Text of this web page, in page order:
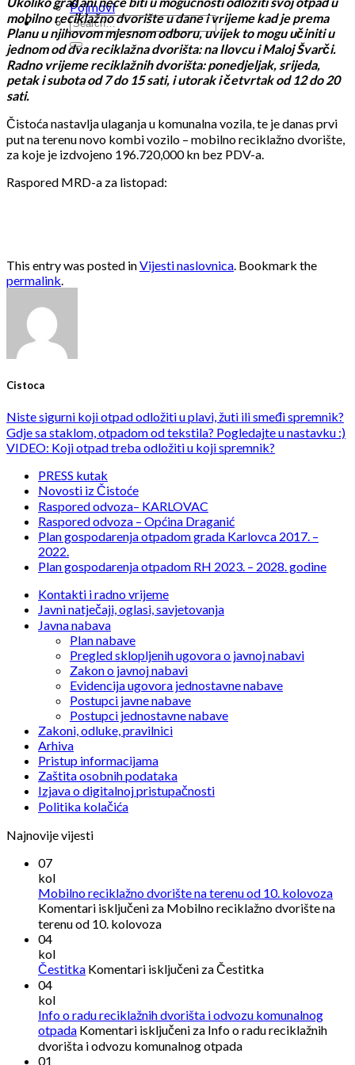
Pojmovi
mobilno reciklažno dvorište u dane i vrijeme kad je prema
Planu u njihovom mjesnom odboru, uvijek to mogu učiniti u
jednom od dva reciklažna dvorišta: na Ilovcu i Maloj Švarči.
Radno vrijeme reciklažnih dvorišta: ponedjeljak, srijeda,
petak i subota od 7 do 15 sati, i utorak i četvrtak od 12 do 20
sati.
Čistoća nastavlja ulaganja u komunalna vozila, te je danas prvi
put na terenu novo kombi vozilo – mobilno reciklažno dvorište,
za koje je izdvojeno 196.720,000 kn bez PDV-a.
Raspored MRD-a za listopad:
This entry was posted inVijesti naslovnica. Bookmark the
permalink.
Cistoca
Niste sigurni koji otpad odložiti u plavi, žuti ili smeđi spremnik?
Gdje sa staklom, otpadom od tekstila? Pogledajte u nastavku :)
VIDEO: Koji otpad treba odložiti u koji spremnik?
PRESS kutak
Novosti iz Čistoće
Raspored odvoza– KARLOVAC
Raspored odvoza – Općina Draganić
Plan gospodarenja otpadom grada Karlovca 2017. –
2022.
Plan gospodarenja otpadom RH 2023. – 2028. godine
Kontakti i radno vrijeme
Javni natječaji, oglasi, savjetovanja
Javna nabava
Plan nabave
Pregled sklopljenih ugovora o javnoj nabavi
Zakon o javnoj nabavi
Evidencija ugovora jednostavne nabave
Postupci javne nabave
Postupci jednostavne nabave
Zakoni, odluke, pravilnici
Arhiva
Pristup informacijama
Zaštita osobnih podataka
Izjava o digitalnoj pristupačnosti
Politika kolačića
Najnovije vijesti
07
kol
Mobilno reciklažno dvorište na terenu od 10. kolovoza
Komentari isključeni za Mobilno reciklažno dvorište na
terenu od 10. kolovoza
04
kol
Čestitka Komentari isključeni za Čestitka
04
kol
Info o radu reciklažnih dvorišta i odvozu komunalnog
otpada Komentari isključeni za Info o radu reciklažnih
dvorišta i odvozu komunalnog otpada
01